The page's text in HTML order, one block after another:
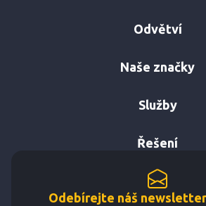
Odvětví
Naše značky
Služby
Řešení
Odebírejte náš newsletter